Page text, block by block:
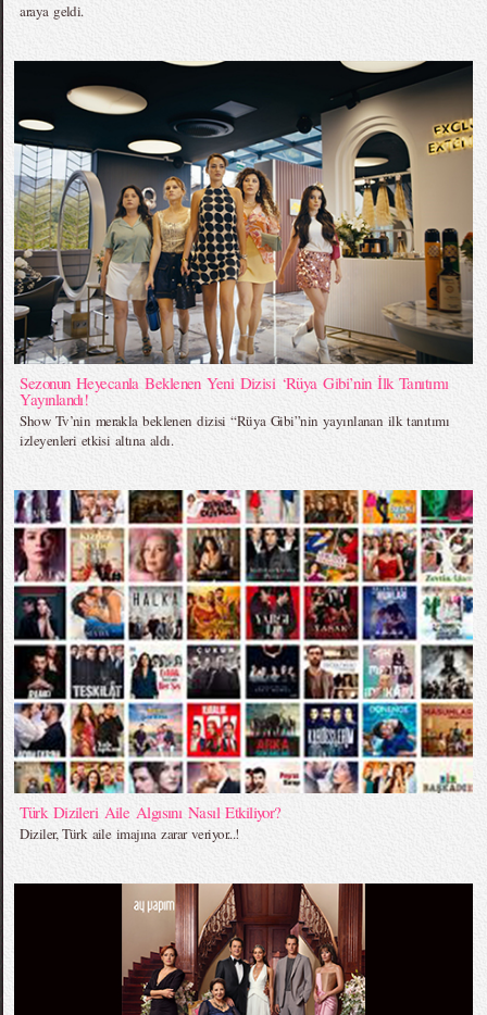
araya geldi.
Sezonun Heyecanla Beklenen Yeni Dizisi ‘Rüya Gibi’nin İlk Tanıtımı
Yayınlandı!
Show Tv’nin merakla beklenen dizisi “Rüya Gibi”nin yayınlanan ilk tanıtımı
izleyenleri etkisi altına aldı.
Türk Dizileri Aile Algısını Nasıl Etkiliyor?
Diziler, Türk aile imajına zarar veriyor...!